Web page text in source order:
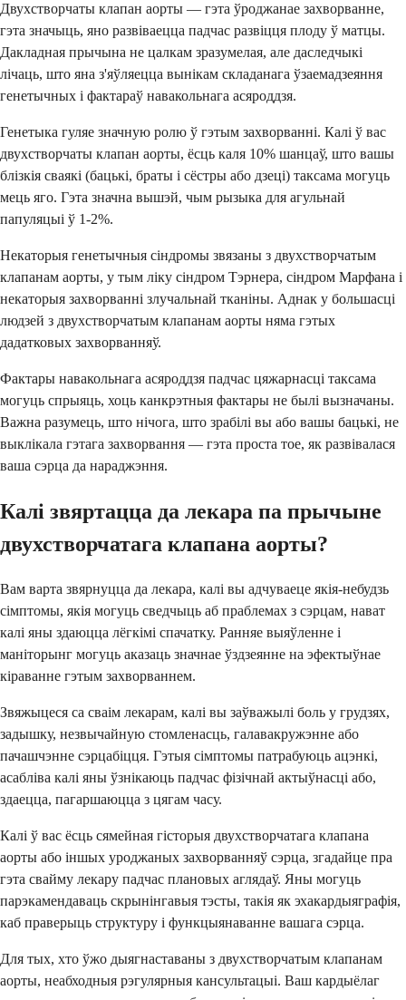
Двухстворчаты клапан аорты — гэта ўроджанае захворванне,
гэта значыць, яно развіваецца падчас развіцця плоду ў матцы.
Дакладная прычына не цалкам зразумелая, але даследчыкі
лічаць, што яна з'яўляецца вынікам складанага ўзаемадзеяння
генетычных і фактараў навакольнага асяроддзя.
Генетыка гуляе значную ролю ў гэтым захворванні. Калі ў вас
двухстворчаты клапан аорты, ёсць каля 10% шанцаў, што вашы
блізкія сваякі (бацькі, браты і сёстры або дзеці) таксама могуць
мець яго. Гэта значна вышэй, чым рызыка для агульнай
папуляцыі ў 1-2%.
Некаторыя генетычныя сіндромы звязаны з двухстворчатым
клапанам аорты, у тым ліку сіндром Тэрнера, сіндром Марфана і
некаторыя захворванні злучальнай тканіны. Аднак у большасці
людзей з двухстворчатым клапанам аорты няма гэтых
дадатковых захворванняў.
Фактары навакольнага асяроддзя падчас цяжарнасці таксама
могуць спрыяць, хоць канкрэтныя фактары не былі вызначаны.
Важна разумець, што нічога, што зрабілі вы або вашы бацькі, не
выклікала гэтага захворвання — гэта проста тое, як развівалася
ваша сэрца да нараджэння.
Калі звяртацца да лекара па прычыне
двухстворчатага клапана аорты?
Вам варта звярнуцца да лекара, калі вы адчуваеце якія-небудзь
сімптомы, якія могуць сведчыць аб праблемах з сэрцам, нават
калі яны здаюцца лёгкімі спачатку. Ранняе выяўленне і
маніторынг могуць аказаць значнае ўздзеянне на эфектыўнае
кіраванне гэтым захворваннем.
Звяжыцеся са сваім лекарам, калі вы заўважылі боль у грудзях,
задышку, незвычайную стомленасць, галавакружэнне або
пачашчэнне сэрцабіцця. Гэтыя сімптомы патрабуюць ацэнкі,
асабліва калі яны ўзнікаюць падчас фізічнай актыўнасці або,
здаецца, пагаршаюцца з цягам часу.
Калі ў вас ёсць сямейная гісторыя двухстворчатага клапана
аорты або іншых уроджаных захворванняў сэрца, згадайце пра
гэта свайму лекару падчас плановых аглядаў. Яны могуць
парэкамендаваць скрынінгавыя тэсты, такія як эхакардыяграфія,
каб праверыць структуру і функцыянаванне вашага сэрца.
Для тых, хто ўжо дыягнаставаны з двухстворчатым клапанам
аорты, неабходныя рэгулярныя кансультацыі. Ваш кардыёлаг